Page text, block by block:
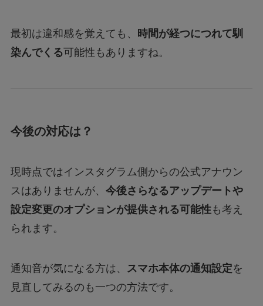
最初は違和感を覚えても、
時間が経つにつれて馴
染んでくる可能性もありますね。
今後の対応は？
現時点ではインスタグラム側からの公式アナウン
スはありませんが、 今後さらなるアップデートや
設定変更のオプションが提供される可能性も考え
られます。
通知音が気になる方は、 スマホ本体の通知設定を
見直してみるのも一つの方法です。